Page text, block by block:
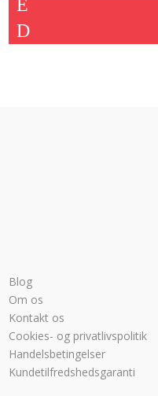
Blog
Om os
Kontakt os
Cookies- og privatlivspolitik
Handelsbetingelser
Kundetilfredshedsgaranti